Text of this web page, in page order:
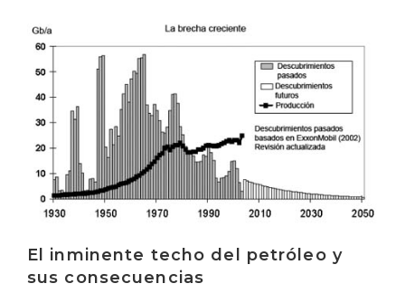
El inminente techo del petróleo y
sus consecuencias
Irakurri